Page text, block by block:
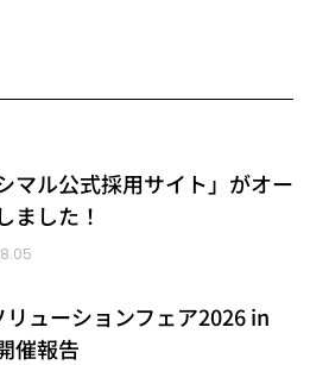
マル公式採用サイト」がオー
ました！
リューションフェア2026 in
催報告